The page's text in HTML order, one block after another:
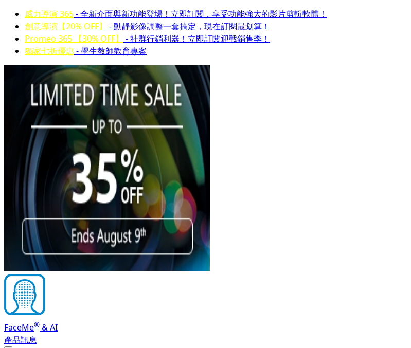
威力導演 365- 全新介面與新功能登場！立即訂閱，享受功能強大的影片剪輯軟體！
創意導演【20% OFF】
- 動靜影像調整一套搞定，現在訂閱最划算！
Promeo 365 【30% OFF】
- 社群行銷利器！立即訂閱迎戰銷售季！
獨家七折優惠- 學生教師教育專案
FaceMe® & AI
產品訊息